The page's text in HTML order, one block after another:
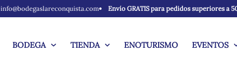
info@bodegaslareconquista.com Envío GRATIS para pedidos superiores a
BODEGA TIENDA ENOTURISMO EVENTOS